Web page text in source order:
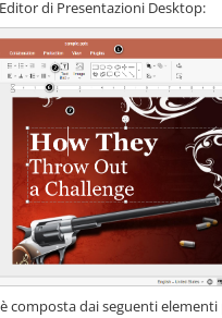
di Presentazioni Desktop:
composta dai seguenti elementi